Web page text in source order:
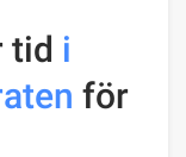
tid i
för